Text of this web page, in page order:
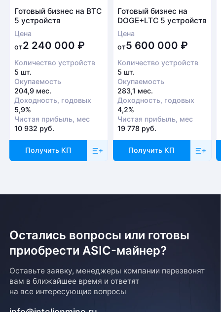
Готовый бизнес на BTC
5 устройств
Цена
от2 240 000 ₽
Количество устройств
5 шт.
Окупаемость
204,9 мес.
Доходность, годовых
5,9%
Чистая прибыль, мес
10 932 руб.
Получить КП
Готовый бизнес на
DOGE+LTC 5 устройств
Цена
от5 600 000₽
Количество устройств
5 шт.
Окупаемость
283,1 мес.
Доходность, годовых
4,2%
Чистая прибыль, мес
19 778 руб.
Получить КП
Остались вопросы или готовы
приобрести ASIC-майнер?
Оставьте заявку, менеджеры компании перезвонят
вам в ближайшее время и ответят
на все интересующие вопросы